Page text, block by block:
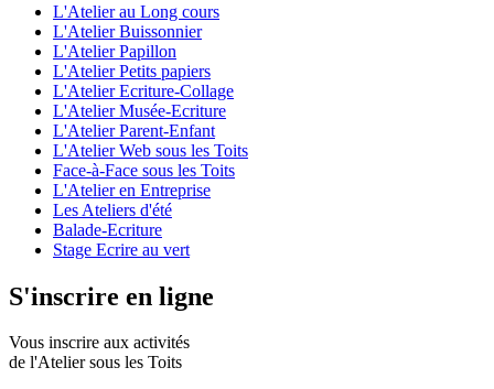
L'Atelier au Long cours
L'Atelier Buissonnier
L'Atelier Papillon
L'Atelier Petits papiers
L'Atelier Ecriture-Collage
L'Atelier Musée-Ecriture
L'Atelier Parent-Enfant
L'Atelier Web sous les Toits
Face-à-Face sous les Toits
L'Atelier en Entreprise
Les Ateliers d'été
Balade-Ecriture
Stage Ecrire au vert
S'inscrire en ligne
Vous inscrire aux activités
de l'Atelier sous les Toits